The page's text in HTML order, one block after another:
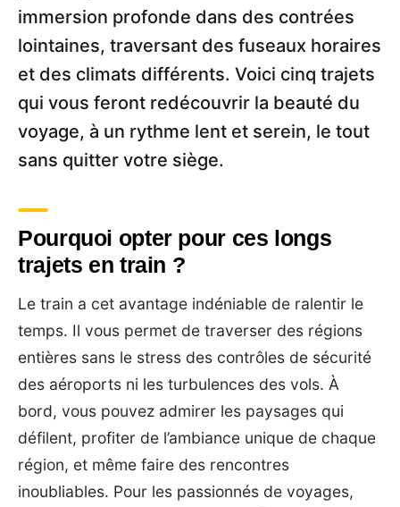
immersion profonde dans des contrées
lointaines, traversant des fuseaux horaires
et des climats différents. Voici cinq trajets
qui vous feront redécouvrir la beauté du
voyage, à un rythme lent et serein, le tout
sans quitter votre siège.
Pourquoi opter pour ces longs
trajets en train ?
Le train a cet avantage indéniable de ralentir le
temps. Il vous permet de traverser des régions
entières sans le stress des contrôles de sécurité
des aéroports ni les turbulences des vols. À
bord, vous pouvez admirer les paysages qui
défilent, profiter de l’ambiance unique de chaque
région, et même faire des rencontres
inoubliables. Pour les passionnés de voyages,